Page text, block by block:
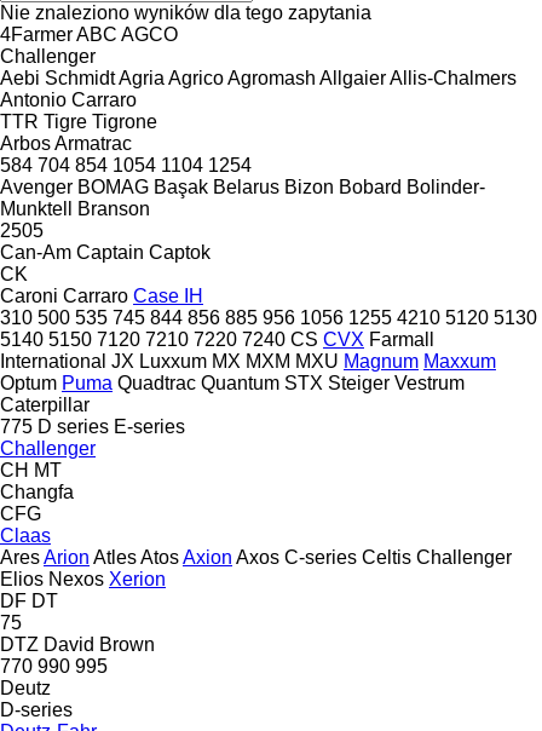
Nie znaleziono wyników dla tego zapytania
4FarmerABC AGCO
Challenger
Aebi SchmidtAgria AgricoAgromash AllgaierAllis-Chalmers
Antonio Carraro
TTR Tigre Tigrone
ArbosArmatrac
584 704 854 1054 1104 1254
Avenger BOMAG Başak Belarus Bizon Bobard Bolinder-
Munktell
Branson
2505
Can-Am Captain Captok
CK
Caroni Carraro Case IH
310 500 535 745 844 856 885 956 1056 1255 4210 5120 5130
5140 5150 7120 7210 7220 7240 CS CVX Farmall
International JX Luxxum MX MXM MXU Magnum Maxxum
Optum Puma Quadtrac Quantum STX Steiger Vestrum
Caterpillar
775 D series E-series
Challenger
CH MT
Changfa
CFG
Claas
AresArion AtlesAtosAxion Axos C-series Celtis Challenger
Elios Nexos Xerion
DF DT
75
DTZ David Brown
770 990 995
Deutz
D-series